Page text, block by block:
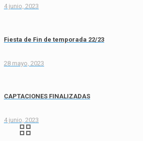
4 junio, 2023
Fiesta de Fin de temporada 22/23
28 mayo, 2023
CAPTACIONES FINALIZADAS
4 junio, 2023